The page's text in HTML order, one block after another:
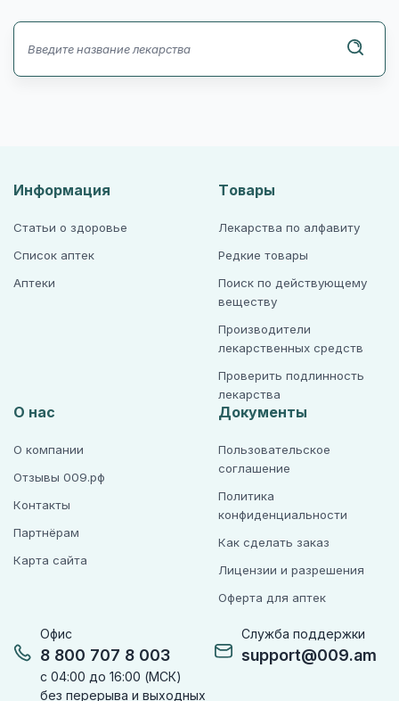
Офис
8 800 707 8 003
с 04:00 до 16:00 (МСК)
без перерыва и выходных
Служба поддержки
support@009.am
Информация
Статьи о здоровье
Список аптек
Аптеки
Товары
Лекарства по алфавиту
Редкие товары
Поиск по действующему
веществу
Производители
лекарственных средств
Проверить подлинность
лекарства
О нас
О компании
Отзывы 009.рф
Контакты
Партнёрам
Карта сайта
Документы
Пользовательское
соглашение
Политика
конфиденциальности
Как сделать заказ
Лицензии и разрешения
Оферта для аптек